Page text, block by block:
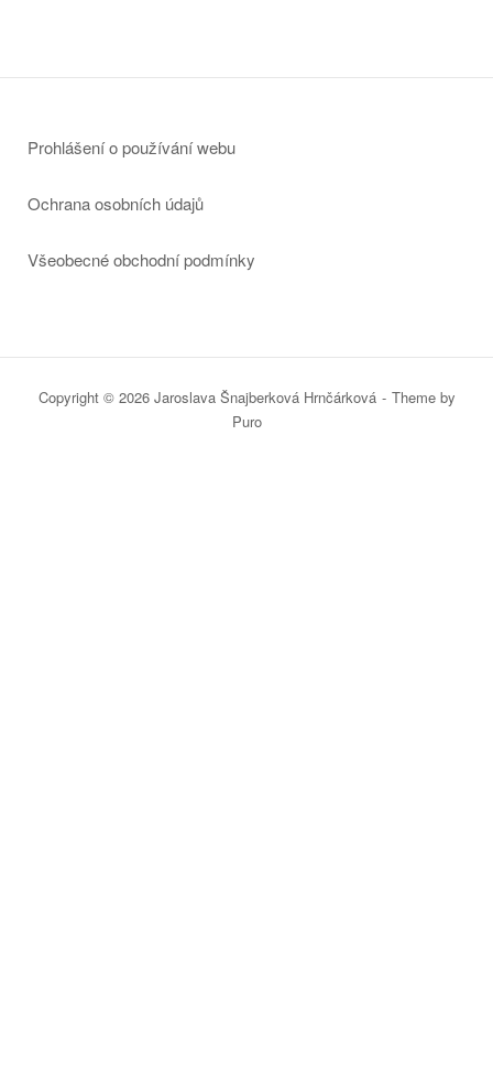
Prohlášení o používání webu
Ochrana osobních údajů
Všeobecné obchodní podmínky
Copyright © 2026 Jaroslava Šnajberková Hrnčárková
Theme by
Puro